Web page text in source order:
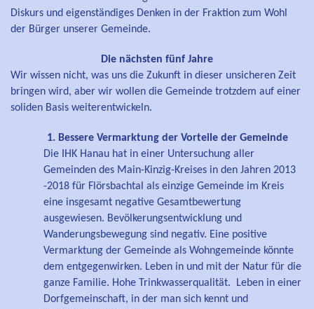
Diskurs und eigenständiges Denken in der Fraktion zum Wohl
der Bürger unserer Gemeinde.
Die nächsten fünf Jahre
Wir wissen nicht, was uns die Zukunft in dieser unsicheren Zeit
bringen wird, aber wir wollen die Gemeinde trotzdem auf einer
soliden Basis weiterentwickeln.
1. Bessere Vermarktung der Vorteile der Gemeinde
Die IHK Hanau hat in einer Untersuchung aller
Gemeinden des Main-Kinzig-Kreises in den Jahren 2013
-2018 für Flörsbachtal als einzige Gemeinde im Kreis
eine insgesamt negative Gesamtbewertung
ausgewiesen. Bevölkerungsentwicklung und
Wanderungsbewegung sind negativ. Eine positive
Vermarktung der Gemeinde als Wohngemeinde könnte
dem entgegenwirken. Leben in und mit der Natur für die
ganze Familie. Hohe Trinkwasserqualität. Leben in einer
Dorfgemeinschaft, in der man sich kennt und